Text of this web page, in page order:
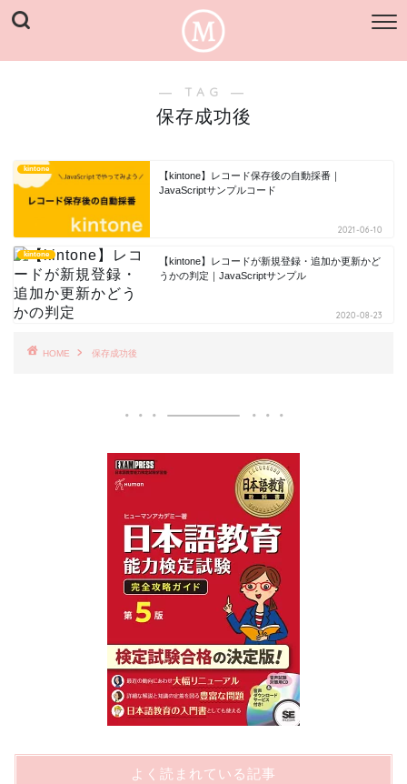
― TAG ―
保存成功後
kintone
【kintone】レコード保存後の自動採番｜
JavaScriptサンプルコード
2021-06-10
kintone
【kintone】レコードが新規登録・追加か更新かど
うかの判定｜JavaScriptサンプル
2020-08-23
HOME 保存成功後
よく読まれている記事